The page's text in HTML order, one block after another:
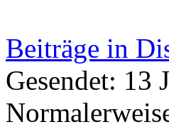
Beiträge in
Gesendet: 13